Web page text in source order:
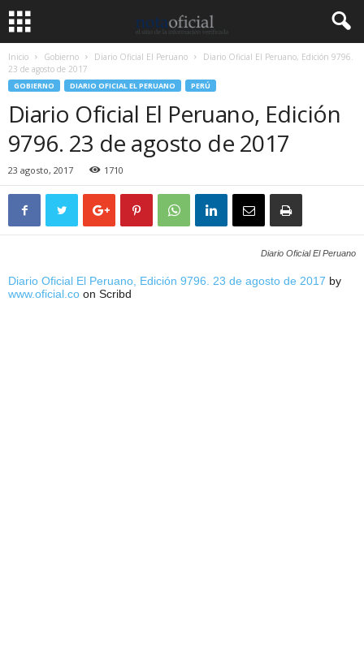
Inicio Gobierno Diario Oficial El Peruano
Diario Oficial El Peruano, Edición 9796.
23 de agosto de 2017
GOBIERNO DIARIO OFICIAL EL PERUANO PERÚ
Diario Oficial El Peruano, Edición
9796. 23 de agosto de 2017
23 agosto, 2017 1710
Diario Oficial El Peruano
Diario Oficial El Peruano, Edición 9796. 23 de agosto de 2017 by
www.oficial.co on Scribd